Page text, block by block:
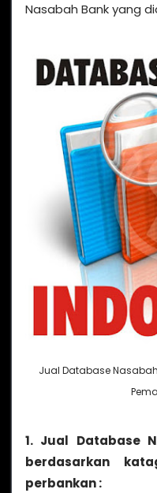
Nasabah Bank yang
Jual Database
1. Jual Database
berdasarkan
perbankan :